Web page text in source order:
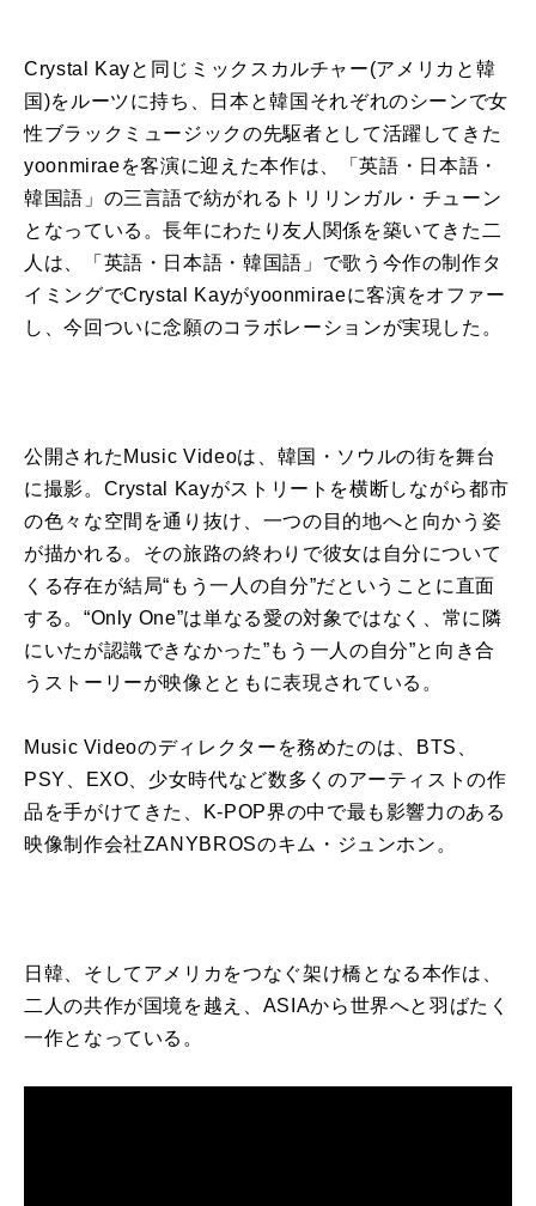
Crystal Kayと同じミックスカルチャー(アメリカと 韓
国)を ルーツに持ち、 日本と韓国それぞれのシーンで女
性ブラックミュージックの先駆者として活躍してきた
yoonmiraeを客演に迎えた本作は、「英語・ 日本語・
韓国語」 の三言語で紡がれるトリリンガル・チューン
となっている。長年にわたり友人関係を築いてきた二
人は、「英語・ 日本語・韓国語」で歌う今作の制作タ
イミングでCrystal Kayがyoonmiraeに客演をオファー
し、今回 ついに念願のコラボレーションが実現した。
公開された Music Videoは、 韓国・ソウルの街を舞台
に撮影。 Crystal Kayがストリート を横断しながら都市
の色々な空間 を通り抜け、一つの 目的地へと向かう姿
が描かれる。その旅路の終わりで彼女は自分について
くる存在が結局“もう一人 の自分”だということに直面
する 。“Only One”は単なる愛の対象ではなく、常に隣
にいた が認識できなかった”もう一人 の自分”と向き合
うストーリーが映像とともに表現されている。
Music Videoのディレクター を務めたのは、 BTS
PSY
EXO 、少女時代など数多く のアーティストの作
品 を手がけてきた、 K-POP界の中で最も影響力のある
映像制作会社ZANYBROSのキム・ジュンホン。
日 韓 、そしてアメリカ をつなぐ架け橋となる本作は、
二人の共作が国境 を越え、 ASIAから世界へと羽ばたく
一作となっている。